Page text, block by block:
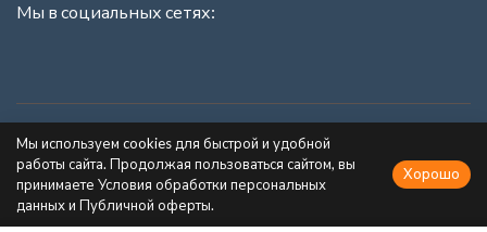
Мы в социальных сетях:
Каталог товаров
Информация
Мы используем cookies для быстрой и удобной
работы сайта. Продолжая пользоваться сайтом, вы
принимаете Условия обработки персональных
данных и Публичной оферты.
Хорошо